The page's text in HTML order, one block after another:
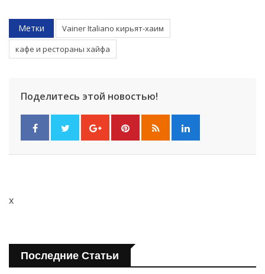
Метки
Vainer Italiano кирьят-хаим
кафе и рестораны хайфа
Поделитесь этой новостью!
x
Последние Статьи